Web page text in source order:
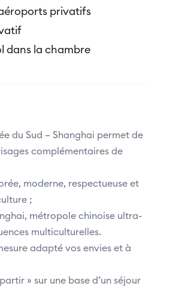
privatifs
dans la chambre
du Sud – Shanghai permet de
complémentaires de
moderne, respectueuse et
;
métropole chinoise ultra-
multiculturelles.
adapté vos envies et à
» sur une base d’un séjour